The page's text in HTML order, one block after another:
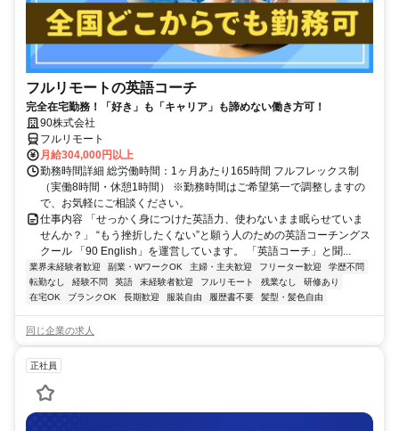
フルリモートの英語コーチ
完全在宅勤務！「好き」も「キャリア」も諦めない働き方可！
90株式会社
フルリモート
月給304,000円以上
勤務時間詳細 総労働時間：1ヶ月あたり165時間 フルフレックス制
（実働8時間・休憩1時間） ※勤務時間はご希望第一で調整しますの
で、お気軽にご相談ください。
仕事内容 「せっかく身につけた英語力、使わないまま眠らせていま
せんか？」 “もう挫折したくない”と願う人のための英語コーチングス
クール 「90 English」を運営しています。 「英語コーチ」と聞...
業界未経験者歓迎 副業・WワークOK 主婦・主夫歓迎 フリーター歓迎
学歴不問
転勤なし
経験不問 英語 未経験者歓迎 フルリモート 残業なし
研修あり
在宅OK
ブランクOK 長期歓迎 服装自由 履歴書不要 髪型・髪色自由
同じ企業の求人
正社員